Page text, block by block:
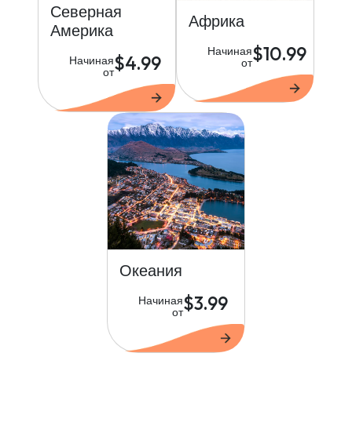
Северная
Америка
Начиная
от$4.99
Африка
Начиная
от$10.99
Океания
Начиная
от$3.99